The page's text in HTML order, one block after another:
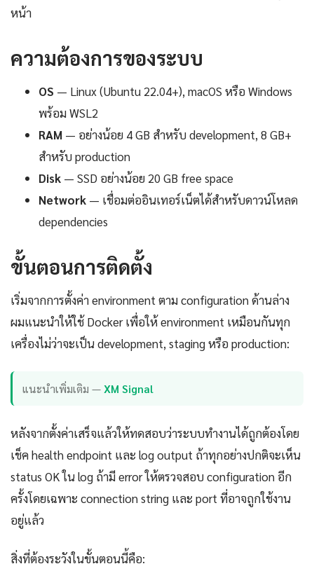
หน้า
ความต้องการของระบบ
OS — Linux (Ubuntu 22.04+), macOS หรือ Windows
พร้อม WSL2
RAM — อย่างน้อย 4 GB สำหรับ development, 8 GB+
สำหรับ production
Disk — SSD อย่างน้อย 20 GB free space
Network — เชื่อมต่ออินเทอร์เน็ตได้สำหรับดาวน์โหลด
dependencies
ขั้นตอนการติดตั้ง
เริ่มจากการตั้งค่า environment ตาม configuration ด้านล่าง
ผมแนะนำให้ใช้ Docker เพื่อให้ environment เหมือนกันทุก
เครื่องไม่ว่าจะเป็น development, staging หรือ production:
แนะนำเพิ่มเติม —XM Signal
หลังจากตั้งค่าเสร็จแล้วให้ทดสอบว่าระบบทำงานได้ถูกต้องโดย
เช็ค health endpoint และ log output ถ้าทุกอย่างปกติจะเห็น
status OK ใน log ถ้ามี error ให้ตรวจสอบ configuration อีก
ครั้งโดยเฉพาะ connection string และ port ที่อาจถูกใช้งาน
อยู่แล้ว
สิ่งที่ต้องระวังในขั้นตอนนี้คือ: